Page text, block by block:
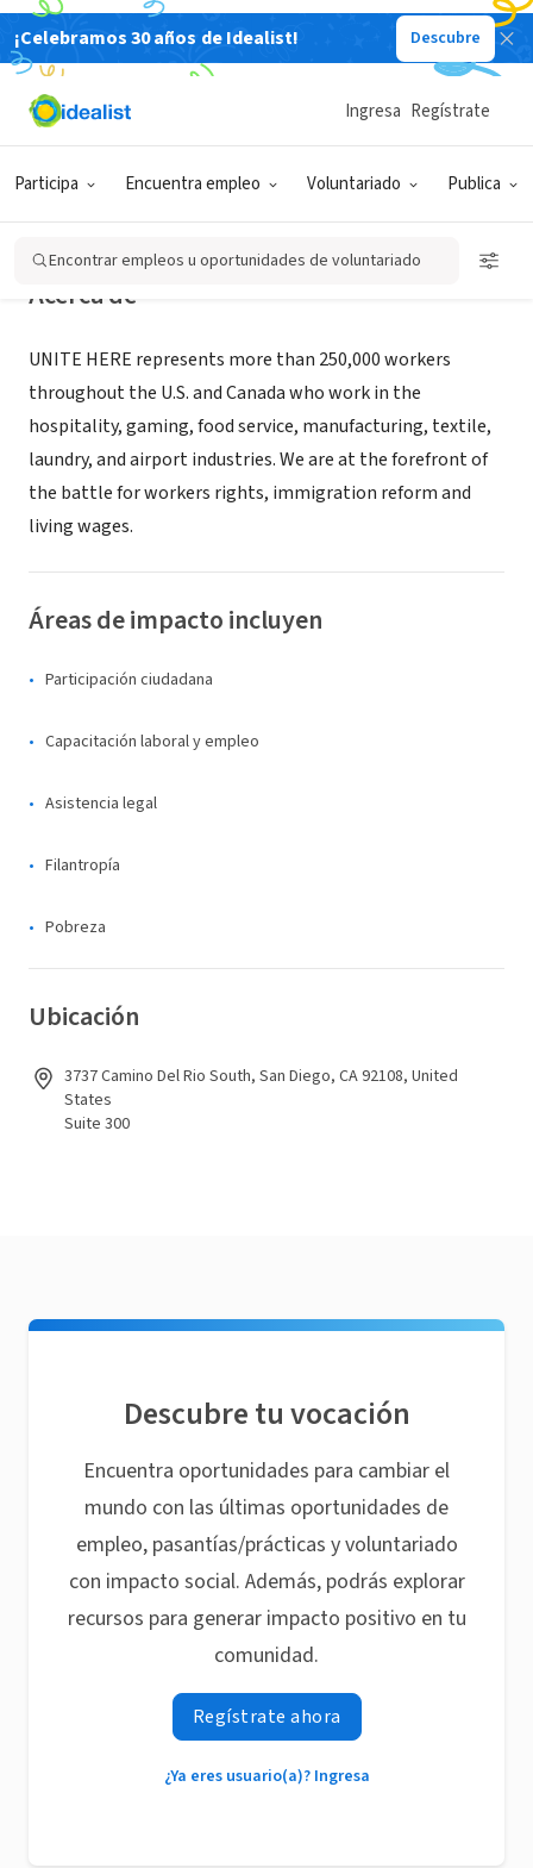
¡Celebramos 30 años de Idealist! Descubre
Participa Encuentra empleo Voluntariado Publica
Ingresa Regístrate
Encontrar empleos u oportunidades de voluntariado
ORGANIZACIÓN SIN FIN DE LUCRO
UNITE HERE Local 30
Acerca de
UNITE HERE represents more than 250,000 workers
throughout the U.S. and Canada who work in the
hospitality, gaming, food service, manufacturing, textile,
laundry, and airport industries. We are at the forefront of
the battle for workers rights, immigration reform and
living wages.
Áreas de impacto incluyen
Participación ciudadana
Capacitación laboral y empleo
Asistencia legal
Filantropía
Pobreza
Ubicación
3737 Camino Del Rio South, San Diego, CA 92108, United
States
Suite 300
Descubre tu vocación
Encuentra oportunidades para cambiar el
mundo con las últimas oportunidades de
empleo, pasantías/prácticas y voluntariado
con impacto social. Además, podrás explorar
recursos para generar impacto positivo en tu
comunidad.
Regístrate ahora
¿Ya eres usuario(a)? Ingresa